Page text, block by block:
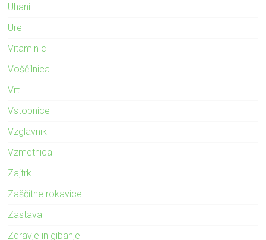
Uhani
Ure
Vitamin c
Voščilnica
Vrt
Vstopnice
Vzglavniki
Vzmetnica
Zajtrk
Zaščitne rokavice
Zastava
Zdravje in gibanje